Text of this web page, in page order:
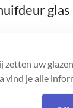
uw
vind je alle